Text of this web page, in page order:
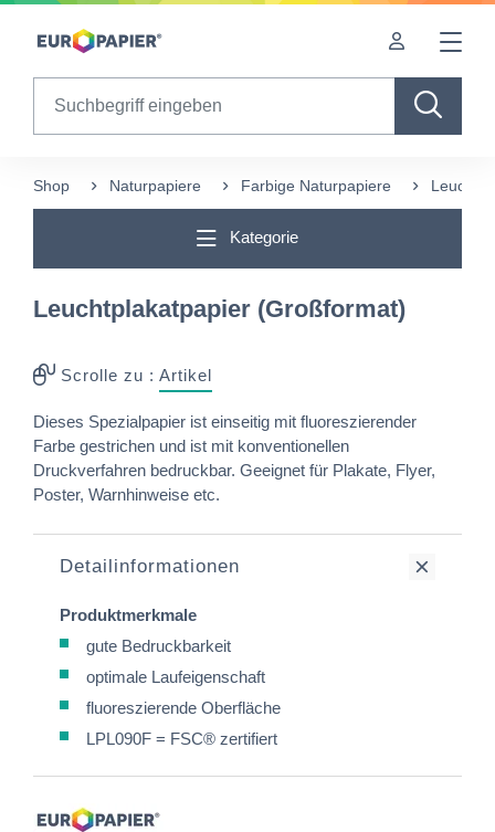
Table Of Content
Shop Naturpapiere Farbige Naturpapiere
Kategorie
Leuchtplakatpapier (Großformat)
Scrolle zu : Artikel
Dieses Spezialpapier ist einseitig mit fluoreszierender
Farbe gestrichen und ist mit konventionellen
Druckverfahren bedruckbar. Geeignet für Plakate, Flyer,
Poster, Warnhinweise etc.
Detailinformationen
Produktmerkmale
gute Bedruckbarkeit
optimale Laufeigenschaft
fluoreszierende Oberfläche
LPL090F = FSC® zertifiert